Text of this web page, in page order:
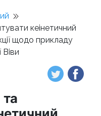
кеінетичний
щодо прикладу
Віви